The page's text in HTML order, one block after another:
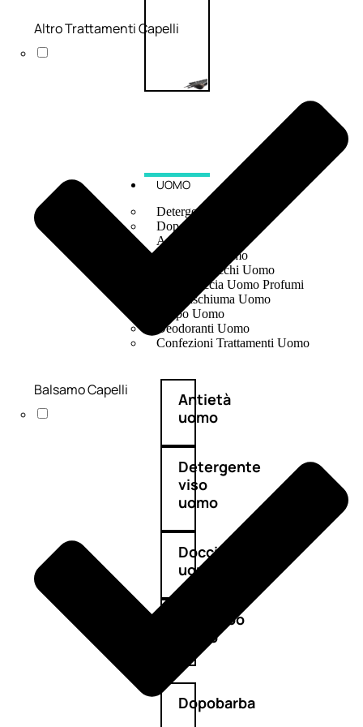
UOMO
Detergente Viso Uomo
Dopobarba Uomo
Antieta Uomo
Anticaduta Uomo
Contorno Occhi Uomo
Bagnodoccia Uomo Profumi
Docciaschiuma Uomo
Corpo Uomo
Deodoranti Uomo
Confezioni Trattamenti Uomo
Antietà
uomo
Detergente
viso
uomo
Docciaschiuma
uomo
Shampoo
uomo
Dopobarba
Altro Trattamenti Capelli
Balsamo Capelli